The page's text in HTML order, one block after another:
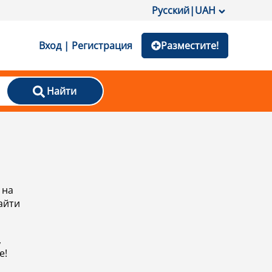
Русский|UAH
Вход | Регистрация Разместите!
Найти